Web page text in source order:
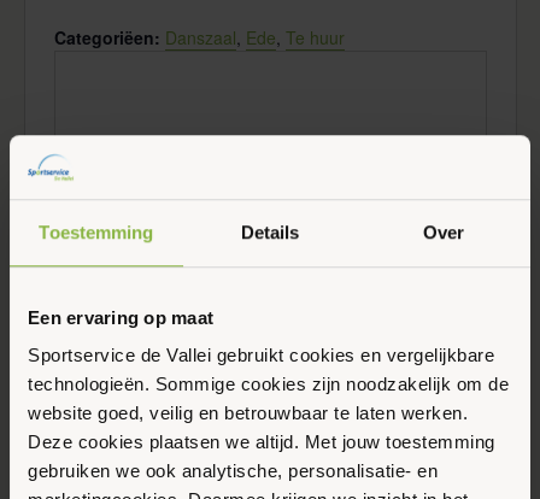
Toestemming Details Over
Een ervaring op maat
Sportservice de Vallei gebruikt cookies en vergelijkbare
technologieën. Sommige cookies zijn noodzakelijk om de
website goed, veilig en betrouwbaar te laten werken.
Deze cookies plaatsen we altijd. Met jouw toestemming
gebruiken we ook analytische, personalisatie- en
Categoriëen: Danszaal Ede Te huur
Evenementen at this locatie
BerichtEr zijn geen resultaten gevonden.
Aankomende
Selecteer
een